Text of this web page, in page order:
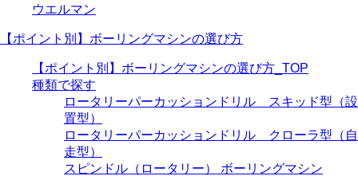
ウエルマン
【ポイント別】ボーリングマシンの選び方
【ポイント別】ボーリングマシンの選び方_TOP
種類で探す
ロータリーパーカッションドリル スキッド型（設
置型）
ロータリーパーカッションドリル クローラ型（自
走型）
スピンドル（ロータリー） ボーリングマシン